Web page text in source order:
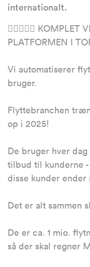
internationalt.
☝🏼✅✅✅
PLATFORMEN I
Vi automatiserer
bruger.
Flyttebranchen
op i 2025!
De bruger hver
tilbud til kunderne -
disse kunder
Det er alt sammen
De er ca. 1 mio.
så der skal regner